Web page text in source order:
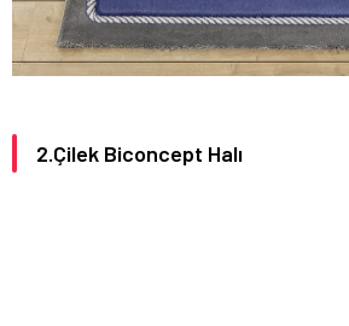
2.Çilek Biconcept Halı